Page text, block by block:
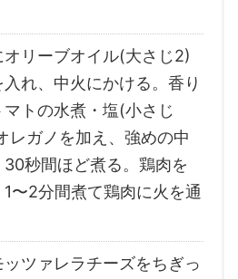
オリーブオイル(大さじ2)
れ、中火にかける。香り
トの水煮・塩(小さじ
レガノを加え、強めの中
30秒間ほど煮る。鶏肉を
〜2分間煮て鶏肉に火を通
ツァレラチーズをちぎっ